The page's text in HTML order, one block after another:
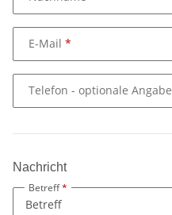
E-Mail
Telefon - optionale Angabe
Nachricht
Betreff